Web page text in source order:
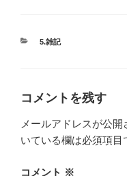
カ
5.雑記
コメントを残す
メールアドレスが公開
いている欄は必須項目
コメント ※